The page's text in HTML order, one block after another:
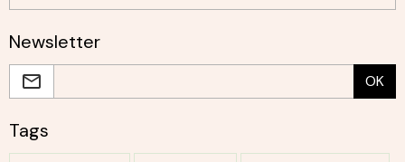
Newsletter
OK
Tags